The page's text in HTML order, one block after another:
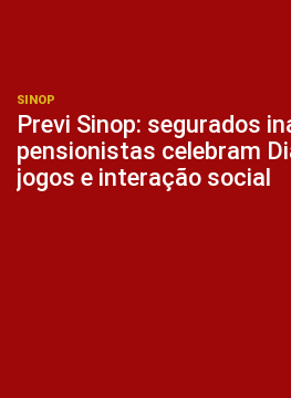
SINOP
Previ Sinop: segurados
pensionistas celebram
jogos e interação social